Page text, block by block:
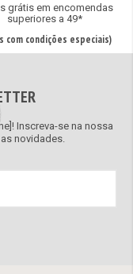
grátis em encomendas
superiores a 49*
com condições especiais)
Inscreva-se na nossa
novidades.